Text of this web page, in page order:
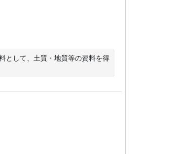
として、土質・地質等の資料を得